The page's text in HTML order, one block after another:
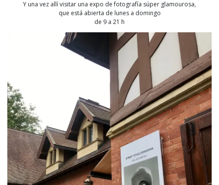
Y una vez allí visitar una expo de fotografía súper glamourosa,
que está abierta de lunes a domingo
de 9 a 21 h